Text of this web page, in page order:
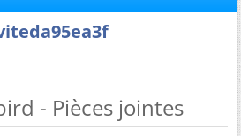
- Pièces jointes